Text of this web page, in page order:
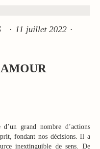
· 11 juillet 2022 ·
grand nombre d’actions
fondant nos décisions. Il a
inextinguible de sens. De